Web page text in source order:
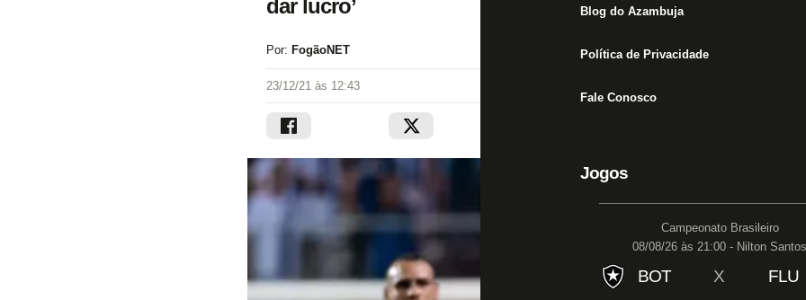
Blog do Azambuja
Política de Privacidade
Fale Conosco
Jogos
Campeonato Brasileiro
08/08/26 às 21:00 - Nilton Santos
BOT X FLU
dar lucro’
Por: FogãoNET
23/12/21 às 12:43